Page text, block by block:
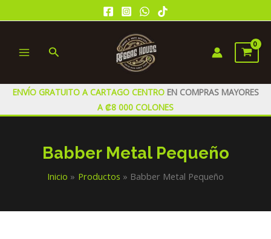
al
MENU
Buscar
ENVÍO GRATUITO A CARTAGO CENTRO EN COMPRAS MAYORES
A ₡8 000 COLONES
Babber Metal Pequeño
Inicio Productos Babber Metal Pequeño